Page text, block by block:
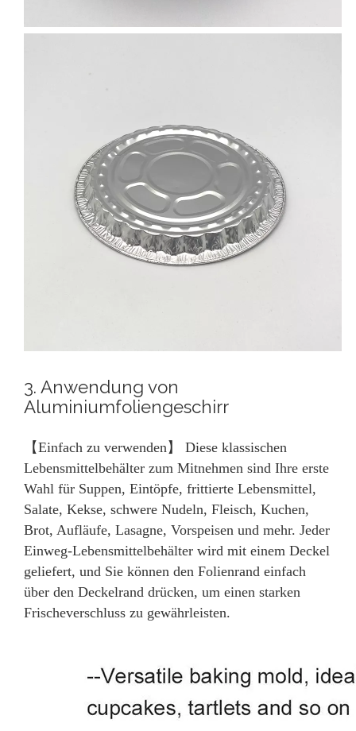
3. Anwendung von
Aluminiumfoliengeschirr
【Einfach zu verwenden】 Diese klassischen
Lebensmittelbehälter zum Mitnehmen sind Ihre erste
Wahl für Suppen, Eintöpfe, frittierte Lebensmittel,
Salate, Kekse, schwere Nudeln, Fleisch, Kuchen,
Brot, Aufläufe, Lasagne, Vorspeisen und mehr. Jeder
Einweg-Lebensmittelbehälter wird mit einem Deckel
geliefert, und Sie können den Folienrand einfach
über den Deckelrand drücken, um einen starken
Frischeverschluss zu gewährleisten.